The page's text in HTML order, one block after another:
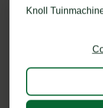
Maaibreedte (cm): 41
1000
Knoll
kans op